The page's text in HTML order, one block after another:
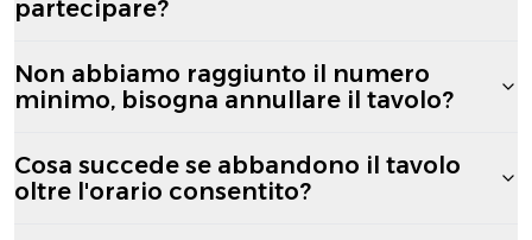
partecipare?
Non abbiamo raggiunto il numero
minimo, bisogna annullare il tavolo?
Cosa succede se abbandono il tavolo
oltre l'orario consentito?